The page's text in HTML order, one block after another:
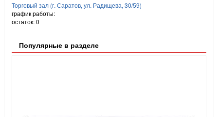
Торговый зал (г. Саратов, ул. Радищева, 30/59)
график работы:
остаток:0
Популярные в разделе